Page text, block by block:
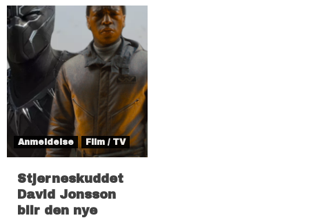
Anmeldelse Film / TV
Stjerneskuddet
David Jonsson
blir den nye